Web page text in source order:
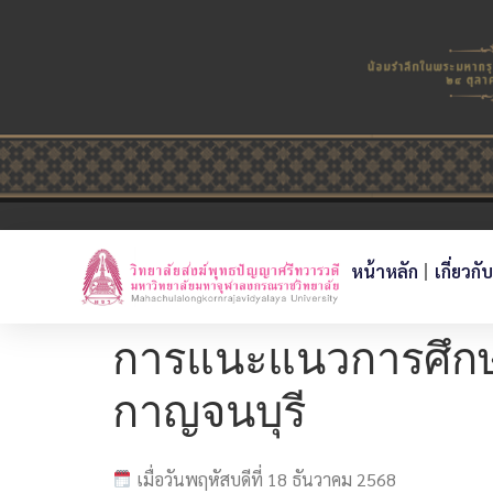
หน้าหลัก เกี่ยวกั
การแนะแนวการศึ
กาญจนบุรี
เมื่อวันพฤหัสบดีที่ 18 ธันวาคม 2568